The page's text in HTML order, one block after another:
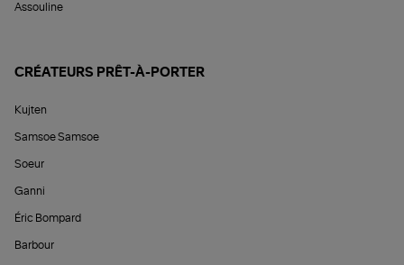
Assouline
CRÉATEURS PRÊT-À-PORTER
Kujten
Samsoe Samsoe
Soeur
Ganni
Éric Bompard
Barbour